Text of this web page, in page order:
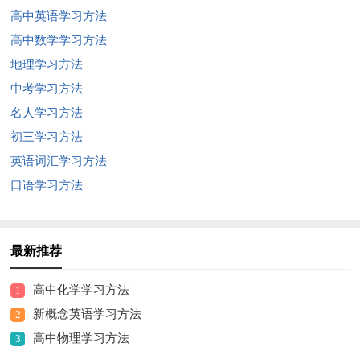
高中英语学习方法
高中数学学习方法
地理学习方法
中考学习方法
名人学习方法
初三学习方法
英语词汇学习方法
口语学习方法
最新推荐
1 高中化学学习方法
2 新概念英语学习方法
3 高中物理学习方法